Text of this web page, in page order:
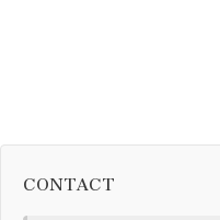
CONTACT